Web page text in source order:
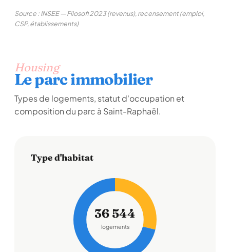
Source : INSEE — Filosofi 2023 (revenus), recensement (emploi,
CSP, établissements)
Housing
Le parc immobilier
Types de logements, statut d'occupation et
composition du parc à Saint-Raphaël.
Type d'habitat
36 544
logements